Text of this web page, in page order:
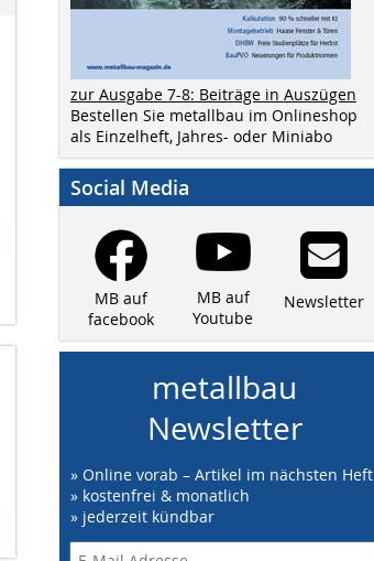
zur Ausgabe 7-8: Beiträge in Auszügen
Bestellen Sie metallbau im Onlineshop
als Einzelheft, Jahres- oder Miniabo
Social Media
MB auf
facebook
MB auf
Youtube
Newsletter
metallbau
Newsletter
» Online vorab – Artikel im nächsten Heft
» kostenfrei & monatlich
» jederzeit kündbar